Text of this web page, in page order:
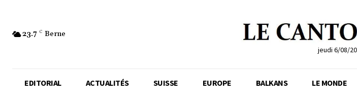
23.7 C Berne
jeudi 6/08/
EDITORIAL ACTUALITÉS SUISSE EUROPE BALKANS LE MONDE